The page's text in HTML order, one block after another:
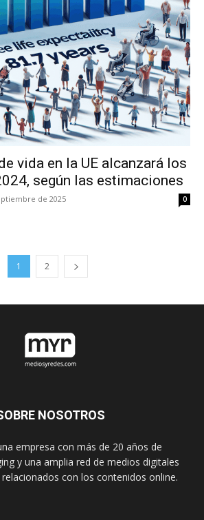
vida en la UE alcanzará los
según las estimaciones
de 2025 0
1 2
NOSOTROS
empresa con más de 20 años de
y una amplia red de medios digitales
con los contenidos online.